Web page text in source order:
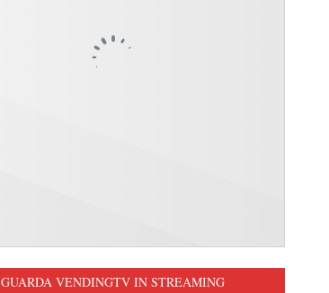
GUARDA VENDINGTV IN STREAMING